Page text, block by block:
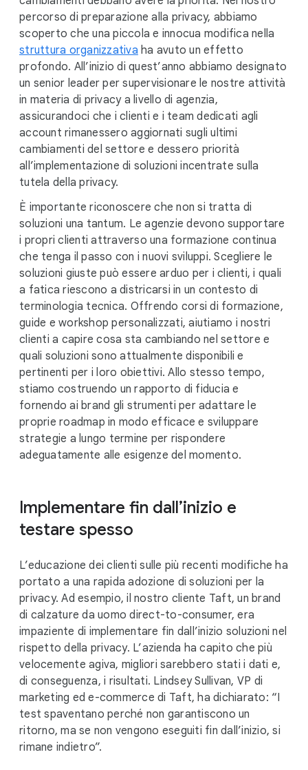
percorso di preparazione alla privacy, abbiamo
scoperto che una piccola e innocua modifica nella
struttura organizzativa ha avuto un effetto
profondo. All’inizio di quest’anno abbiamo designato
un senior leader per supervisionare le nostre attività
in materia di privacy a livello di agenzia,
assicurandoci che i clienti e i team dedicati agli
account rimanessero aggiornati sugli ultimi
cambiamenti del settore e dessero priorità
all’implementazione di soluzioni incentrate sulla
tutela della privacy.
È importante riconoscere che non si tratta di
soluzioni una tantum. Le agenzie devono supportare
i propri clienti attraverso una formazione continua
che tenga il passo con i nuovi sviluppi. Scegliere le
soluzioni giuste può essere arduo per i clienti, i quali
a fatica riescono a districarsi in un contesto di
terminologia tecnica. Offrendo corsi di formazione,
guide e workshop personalizzati, aiutiamo i nostri
clienti a capire cosa sta cambiando nel settore e
quali soluzioni sono attualmente disponibili e
pertinenti per i loro obiettivi. Allo stesso tempo,
stiamo costruendo un rapporto di fiducia e
fornendo ai brand gli strumenti per adattare le
proprie roadmap in modo efficace e sviluppare
strategie a lungo termine per rispondere
adeguatamente alle esigenze del momento.
Implementare fin dall’inizio e
testare spesso
L’educazione dei clienti sulle più recenti modifiche ha
portato a una rapida adozione di soluzioni per la
privacy. Ad esempio, il nostro cliente Taft, un brand
di calzature da uomo direct-to-consumer, era
impaziente di implementare fin dall’inizio soluzioni nel
rispetto della privacy. L’azienda ha capito che più
velocemente agiva, migliori sarebbero stati i dati e,
di conseguenza, i risultati. Lindsey Sullivan, VP di
marketing ed e-commerce di Taft, ha dichiarato: “I
test spaventano perché non garantiscono un
ritorno, ma se non vengono eseguiti fin dall’inizio, si
rimane indietro”.